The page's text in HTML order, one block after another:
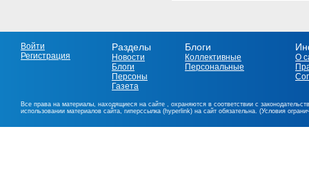
Войти
Регистрация
Разделы
Новости
Блоги
Персоны
Газета
Блоги
Коллективные
Персональные
О
Все права на материалы, находящиеся на сайте , охраняются в соответствии с
использовании материалов сайта, гиперссылка (hyperlink) на сайт обязательна. (Условия